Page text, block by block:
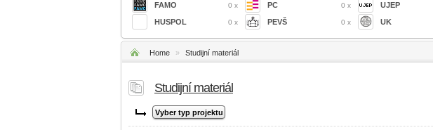
FAMO 0 x
HUSPOL 0 x
PC 0 x
PEVŠ 0 x
UJEP
UK
Home » Studijní materiál
Studijní materiál